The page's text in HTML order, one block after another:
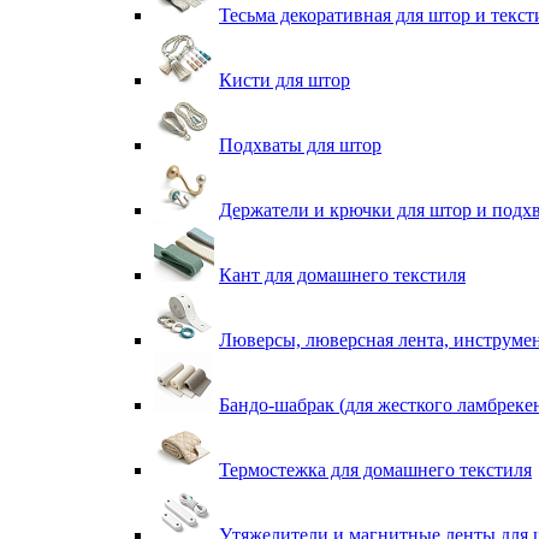
Тесьма декоративная для штор и
Кисти для штор
Подхваты для штор
Держатели и крючки для штор и
Кант для домашнего текстиля
Люверсы, люверсная лента,
Бандо-шабрак (для жесткого
Термостежка для домашнего текстиля
Утяжелители и магнитные ленты для